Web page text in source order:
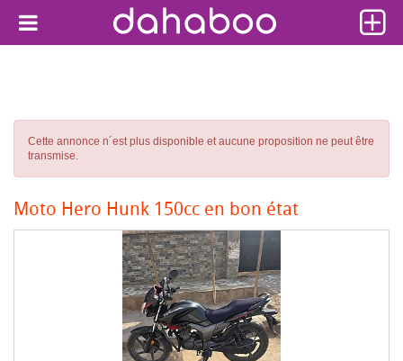
Cette annonce n´est plus disponible et aucune proposition ne peut être
transmise.
Moto Hero Hunk 150cc en bon état